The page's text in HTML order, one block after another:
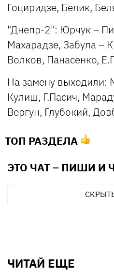
Гоциридзе, Белик,
"Днепр-2": Юрчук –
Махарадзе, Забула –
Волков, Панасенко,
На замену выходили:
Кулиш, Г.Пасич,
Вергун, Глубокий,
ТОП РАЗДЕЛА
ЭТО ЧАТ – ПИШИ И
ЧИТАЙ ЕЩЕ